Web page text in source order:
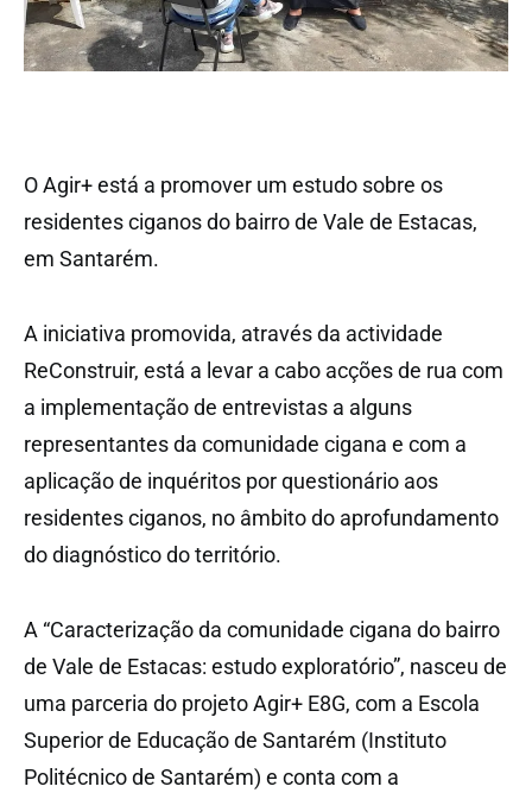
O Agir+ está a promover um estudo sobre os
residentes ciganos do bairro de Vale de Estacas,
em Santarém.
A iniciativa promovida, através da actividade
ReConstruir, está a levar a cabo acções de rua com
a implementação de entrevistas a alguns
representantes da comunidade cigana e com a
aplicação de inquéritos por questionário aos
residentes ciganos, no âmbito do aprofundamento
do diagnóstico do território.
A “Caracterização da comunidade cigana do bairro
de Vale de Estacas: estudo exploratório”, nasceu de
uma parceria do projeto Agir+ E8G, com a Escola
Superior de Educação de Santarém (Instituto
Politécnico de Santarém) e conta com a